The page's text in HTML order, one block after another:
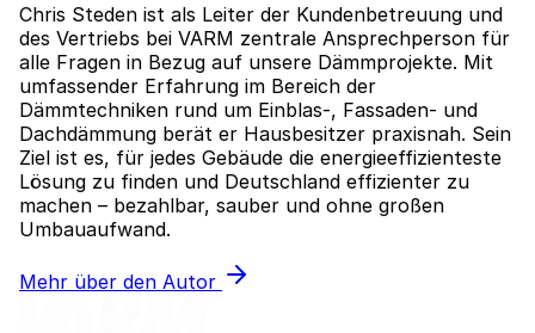
Chris Steden ist als Leiter der Kundenbetreuung und
des Vertriebs bei VARM zentrale Ansprechperson für
alle Fragen in Bezug auf unsere Dämmprojekte. Mit
umfassender Erfahrung im Bereich der
Dämmtechniken rund um Einblas-, Fassaden- und
Dachdämmung berät er Hausbesitzer praxisnah. Sein
Ziel ist es, für jedes Gebäude die energieeffizienteste
Lösung zu finden und Deutschland effizienter zu
machen – bezahlbar, sauber und ohne großen
Umbauaufwand.
Mehr über den Autor